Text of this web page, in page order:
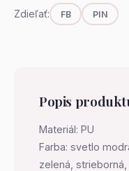
Zdieľať: FB PIN
Popis
Materiál: PU
Farba: svetlo
zelená,